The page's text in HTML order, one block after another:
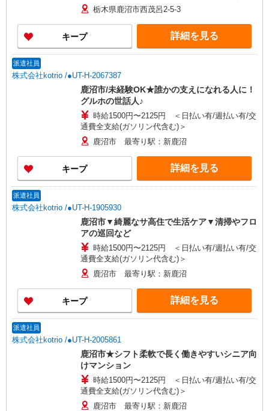
分） ※6回目以降は1回6,000円支給 ▼下記別途支
給 通勤手当 年末年始手当：380円/時 寸志あり：
年2回（6月・12月） ※業績による 特別報酬：平
均34.1万円（最高額135万円） ※2025年6月支給実
績 ※処遇改善手当は試用期間中(3ヶ月)は支給なし
栃木県鹿沼市西茂呂2-5-3
キープ 詳細を見る
派遣社員
株式会社kotrio /●UT-H-2067387
鹿沼市/未経験OK★誰かの支えになれる人に！
グルホの世話人♪
時給1500円〜2125円 ＜日払い有/週払い有/交
通費全支給(ガソリン代含む)＞
鹿沼市 最寄り駅：新鹿沼
キープ 詳細を見る
派遣社員
株式会社kotrio /●UT-H-1905930
鹿沼市▼綺麗なサ高住で生活ケア▼清掃やフロ
アの巡回など
時給1500円〜2125円 ＜日払い有/週払い有/交
通費全支給(ガソリン代含む)＞
鹿沼市 最寄り駅：新鹿沼
キープ 詳細を見る
派遣社員
株式会社kotrio /●UT-H-2005861
鹿沼市★シフト柔軟で長く働きやすいシニア向
けマンション
時給1500円〜2125円 ＜日払い有/週払い有/交
通費全支給(ガソリン代含む)＞
鹿沼市 最寄り駅：新鹿沼